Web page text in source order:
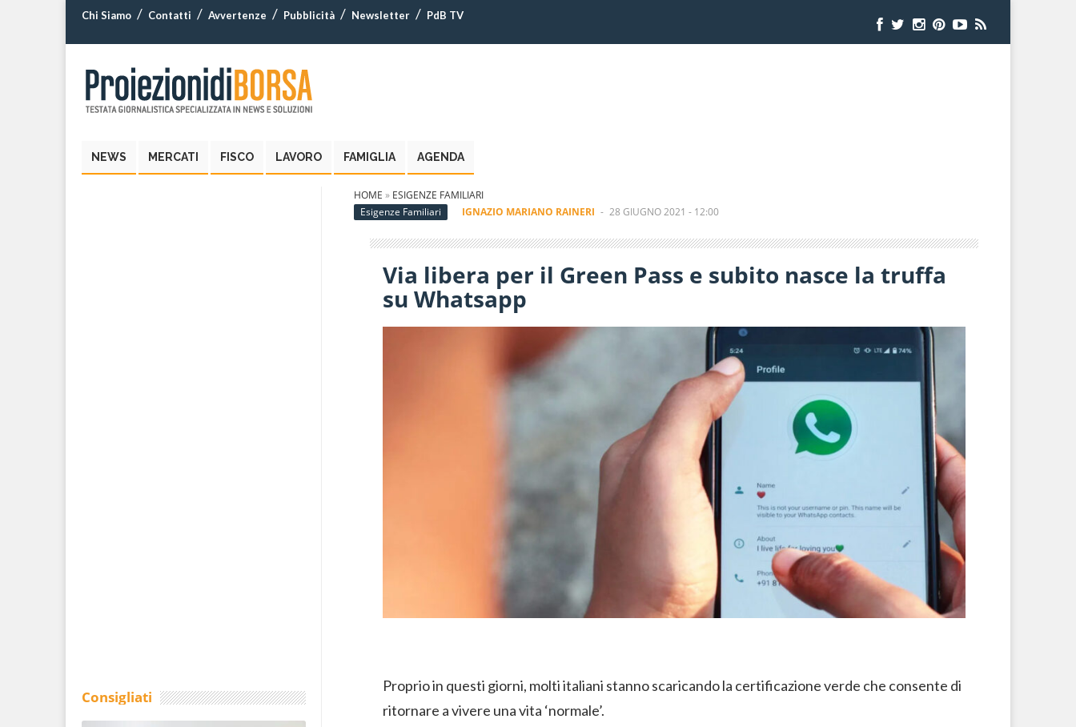
Chi Siamo Contatti Avvertenze Pubblicità Newsletter PdB TV
NEWS MERCATI FISCO LAVORO FAMIGLIA AGENDA
HOME » ESIGENZE FAMILIARI
Esigenze Familiari
IGNAZIO MARIANO RAINERI - 28 GIUGNO 2021 - 12:00
Via libera per il Green Pass e subito nasce la truffa
su Whatsapp
Proprio in questi giorni, molti italiani stanno scaricando la certificazione verde che consente di
ritornare a vivere una vita ‘normale’.
Consigliati